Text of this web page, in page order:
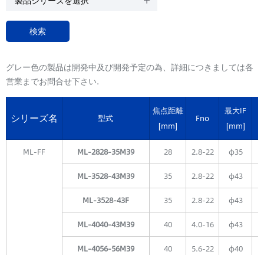
グレー色の製品は開発中及び開発予定の為、詳細につきましては各
営業までお問合せ下さい.
シリーズ名 型式
焦点距離
[mm]
Fno
最大IF
[mm]
ML-FF ML-2828-35M39 28 2.8-22 φ35
ML-3528-43M39 35 2.8-22 φ43
ML-3528-43F 35 2.8-22 φ43
ML-4040-43M39 40 4.0-16 φ43
ML-4056-56M39 40 5.6-22 φ40